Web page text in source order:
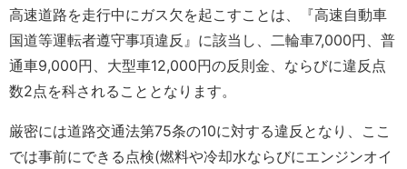
高速道路を走行中にガス欠を起こすことは、『高速自動車
国道等運転者遵守事項違反』に該当し、二輪車7,000円、普
通車9,000円、大型車12,000円の反則金、ならびに違反点
数2点を科されることとなります。
厳密には道路交通法第75条の10に対する違反となり、ここ
では事前にできる点検(燃料や冷却水ならびにエンジンオイ